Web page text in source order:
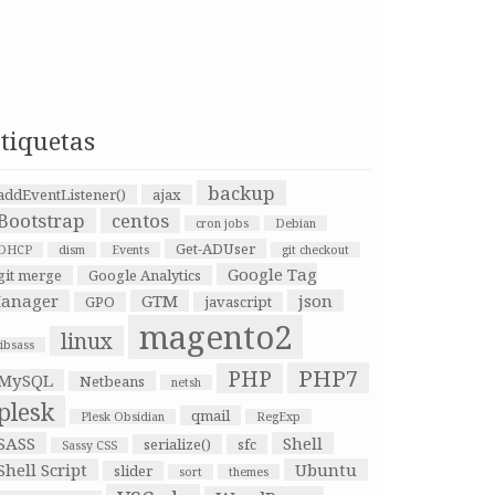
ajax
backup
centos cron jobs
Debian
dism Events Get-ADUser git checkout
merge Google Analytics
Google Tag
GPO GTM javascript json
linux magento2
Netbeans netsh PHP PHP7
Plesk Obsidian qmail RegExp
Sassy CSS serialize() sfc
Shell
Script
slider sort themes Ubuntu